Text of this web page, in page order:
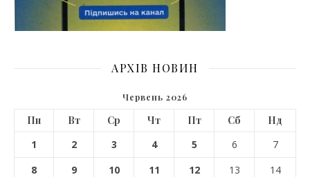
АРХІВ НОВИН
Червень 2026
Пн Вт Ср Чт Пт Сб
Нд
1
2 3 4 5 6
7
8
9 10 11 12 13
14